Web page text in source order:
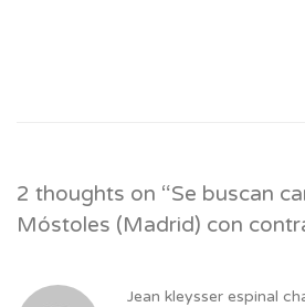
2 thoughts on “Se buscan
Móstoles (Madrid) con
Jean kleysser espinal